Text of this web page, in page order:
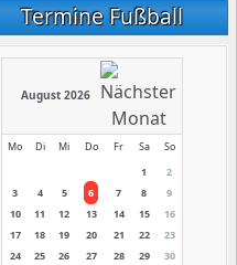
Termine Fußball
August 2026
Mo Di Mi Do Fr Sa
So
1
2
3
4 5 6 7 8
9
10
11 12 13 14 15
16
17
18 19 20 21 22
23
24
25 26 27 28 29
30